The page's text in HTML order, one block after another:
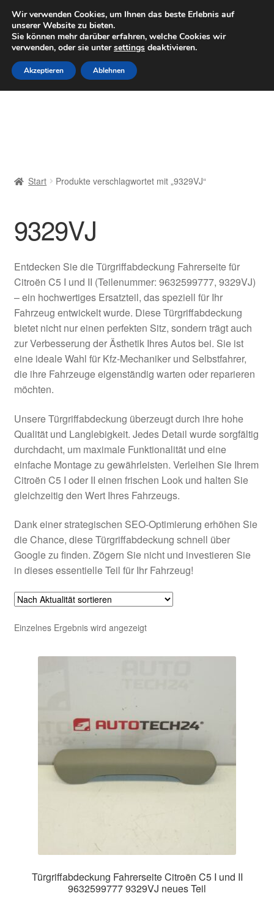
LIEFERUNG ab 6 EUR
Mo–Fr 9–16 Uhr · 0175 7465658
Zur
Navigation
springen
Zum
Inhalt
springen
Datenschutz-Bestimmungen
Impressum
Kasse
Kontakt
Lieferung
Mein Konto
Über uns
Warenkorb
Weltweiter Versand
Zahlungen
Start Produkte verschlagwortet mit „9329VJ“
9329VJ
Entdecken Sie die Türgriffabdeckung Fahrerseite für
Citroën C5 I und II (Teilenummer: 9632599777, 9329VJ)
– ein hochwertiges Ersatzteil, das speziell für Ihr
Fahrzeug entwickelt wurde. Diese Türgriffabdeckung
bietet nicht nur einen perfekten Sitz, sondern trägt auch
zur Verbesserung der Ästhetik Ihres Autos bei. Sie ist
eine ideale Wahl für Kfz-Mechaniker und Selbstfahrer,
die ihre Fahrzeuge eigenständig warten oder reparieren
möchten.
Unsere Türgriffabdeckung überzeugt durch ihre hohe
Qualität und Langlebigkeit. Jedes Detail wurde sorgfältig
durchdacht, um maximale Funktionalität und eine
einfache Montage zu gewährleisten. Verleihen Sie Ihrem
Citroën C5 I oder II einen frischen Look und halten Sie
gleichzeitig den Wert Ihres Fahrzeugs.
Dank einer strategischen SEO-Optimierung erhöhen Sie
die Chance, diese Türgriffabdeckung schnell über
Google zu finden. Zögern Sie nicht und investieren Sie
in dieses essentielle Teil für Ihr Fahrzeug!
Einzelnes Ergebnis wird angezeigt
Türgriffabdeckung Fahrerseite Citroën C5 I und II
9632599777 9329VJ neues Teil
Wir verwenden Cookies, um Ihnen das beste Erlebnis auf
unserer Website zu bieten.
Sie können mehr darüber erfahren, welche Cookies wir
verwenden, oder sie untersettings deaktivieren.
Akzeptieren Ablehnen